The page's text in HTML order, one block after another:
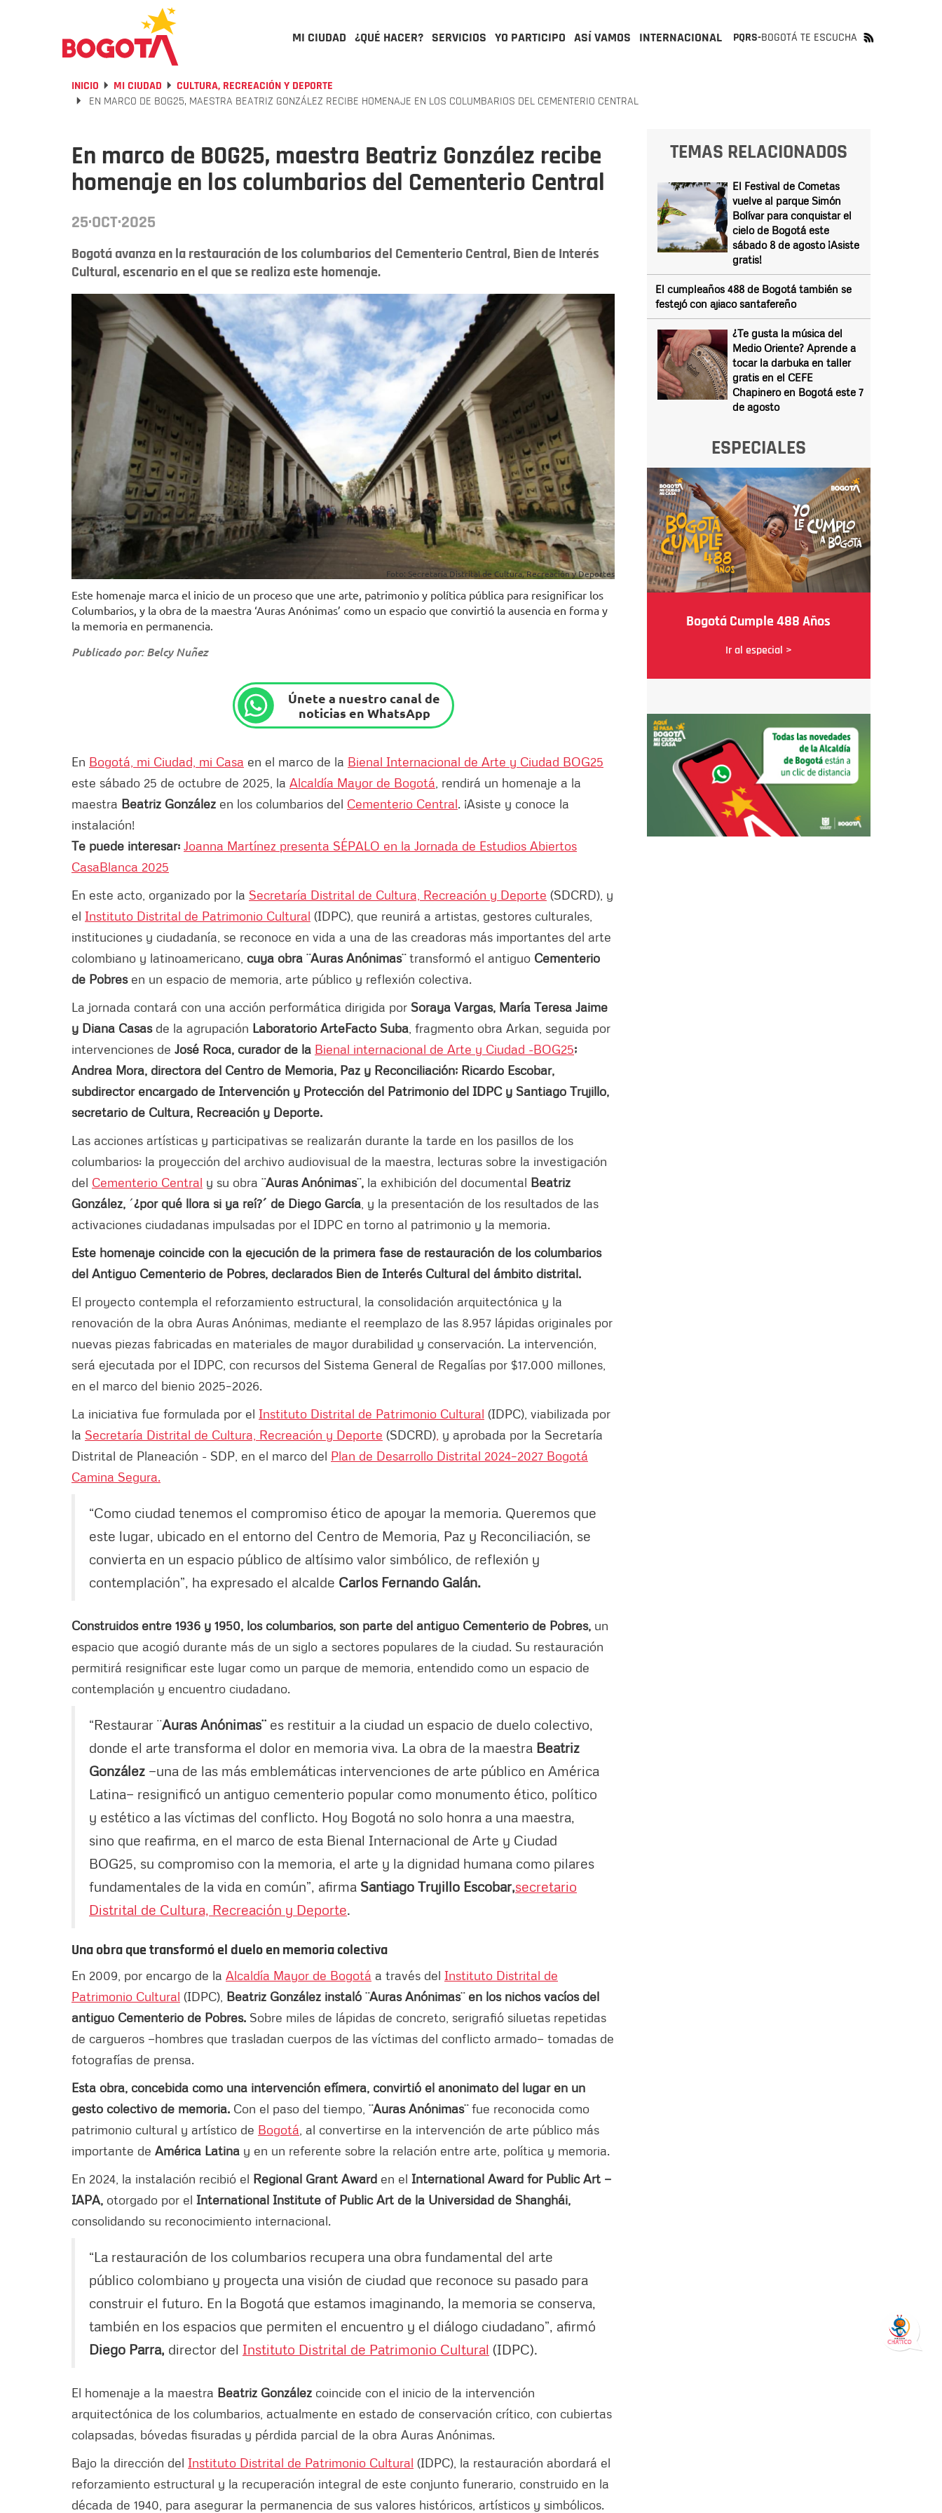
MI CIUDAD ¿QUÉ HACER? SERVICIOS YO PARTICIPO ASÍ VAMOS INTERNACIONAL PQRS-BOGOTÁ TE ESCUCHA
INICIO MI CIUDAD
CULTURA, RECREACIÓN Y DEPORTE
EN MARCO DE BOG25, MAESTRA BEATRIZ GONZÁLEZ RECIBE HOMENAJE EN LOS COLUMBARIOS DEL CEMENTERIO CENTRAL
En marco de BOG25, maestra Beatriz González recibe
homenaje en los columbarios del Cementerio Central
25·OCT·2025
Bogotá avanza en la restauración de los columbarios del Cementerio Central, Bien de Interés
Cultural, escenario en el que se realiza este homenaje.
Foto: Secretaría Distrital de Cultura, Recreación y Deportes
Este homenaje marca el inicio de un proceso que une arte, patrimonio y política pública para resignificar los
Columbarios, y la obra de la maestra ‘Auras Anónimas’ como un espacio que convirtió la ausencia en forma y
la memoria en permanencia.
Publicado por: Belcy Nuñez
Únete a nuestro canal de
noticias en WhatsApp
En Bogotá, mi Ciudad, mi Casa en el marco de la Bienal Internacional de Arte y Ciudad BOG25
este sábado 25 de octubre de 2025, la Alcaldía Mayor de Bogotá , rendirá un homenaje a la
maestra Beatriz González en los columbarios del Cementerio Central. ¡Asiste y conoce la
instalación!
Te puede interesar: Joanna Martínez presenta SÉPALO en la Jornada de Estudios Abiertos
CasaBlanca 2025
En este acto, organizado por la Secretaría Distrital de Cultura, Recreación y Deporte (SDCRD), y
el Instituto Distrital de Patrimonio Cultural (IDPC), que reunirá a artistas, gestores culturales,
instituciones y ciudadanía, se reconoce en vida a una de las creadoras más importantes del arte
colombiano y latinoamericano, cuya obra ¨Auras Anónimas¨transformó el antiguo Cementerio
de Pobres en un espacio de memoria, arte público y reflexión colectiva.
La jornada contará con una acción performática dirigida por Soraya Vargas, María Teresa Jaime
y Diana Casas de la agrupación Laboratorio ArteFacto Suba , fragmento obra Arkan, seguida por
intervenciones de José Roca, curador de la Bienal internacional de Arte y Ciudad -BOG25;
Andrea Mora, directora del Centro de Memoria, Paz y Reconciliación; Ricardo Escobar,
subdirector encargado de Intervención y Protección del Patrimonio del IDPC y Santiago Trujillo,
secretario de Cultura, Recreación y Deporte.
Las acciones artísticas y participativas se realizarán durante la tarde en los pasillos de los
columbarios: la proyección del archivo audiovisual de la maestra, lecturas sobre la investigación
del Cementerio Central y su obra ¨Auras Anónimas¨, la exhibición del documental Beatriz
González, ´¿por qué llora si ya reí?´ de Diego García , y la presentación de los resultados de las
activaciones ciudadanas impulsadas por el IDPC en torno al patrimonio y la memoria.
Este homenaje coincide con la ejecución de la primera fase de restauración de los columbarios
del Antiguo Cementerio de Pobres, declarados Bien de Interés Cultural del ámbito distrital.
El proyecto contempla el reforzamiento estructural, la consolidación arquitectónica y la
renovación de la obra Auras Anónimas, mediante el reemplazo de las 8.957 lápidas originales por
nuevas piezas fabricadas en materiales de mayor durabilidad y conservación. La intervención,
será ejecutada por el IDPC, con recursos del Sistema General de Regalías por $17.000 millones,
en el marco del bienio 2025–2026.
La iniciativa fue formulada por el Instituto Distrital de Patrimonio Cultural (IDPC), viabilizada por
la Secretaría Distrital de Cultura, Recreación y Deporte (SDCRD) y aprobada por la Secretaría
Distrital de Planeación - SDP, en el marco del Plan de Desarrollo Distrital 2024–2027 Bogotá
Camina Segura.
“Como ciudad tenemos el compromiso ético de apoyar la memoria. Queremos que
este lugar, ubicado en el entorno del Centro de Memoria, Paz y Reconciliación, se
convierta en un espacio público de altísimo valor simbólico, de reflexión y
contemplación”, ha expresado el alcalde Carlos Fernando Galán.
Construidos entre 1936 y 1950, los columbarios, son parte del antiguo Cementerio de Pobres, un
espacio que acogió durante más de un siglo a sectores populares de la ciudad. Su restauración
permitirá resignificar este lugar como un parque de memoria, entendido como un espacio de
contemplación y encuentro ciudadano.
“Restaurar ¨Auras Anónimas¨ es restituir a la ciudad un espacio de duelo colectivo,
donde el arte transforma el dolor en memoria viva. La obra de la maestra Beatriz
González —una de las más emblemáticas intervenciones de arte público en América
Latina— resignificó un antiguo cementerio popular como monumento ético, político
y estético a las víctimas del conflicto. Hoy Bogotá no solo honra a una maestra,
sino que reafirma, en el marco de esta Bienal Internacional de Arte y Ciudad
BOG25, su compromiso con la memoria, el arte y la dignidad humana como pilares
fundamentales de la vida en común”, afirma Santiago Trujillo Escobar,secretario
Distrital de Cultura, Recreación y Deporte.
Una obra que transformó el duelo en memoria colectiva
En 2009, por encargo de la Alcaldía Mayor de Bogotá a través del Instituto Distrital de
Patrimonio Cultural (IDPC), Beatriz González instaló ¨Auras Anónimas¨ en los nichos vacíos del
antiguo Cementerio de Pobres. Sobre miles de lápidas de concreto, serigrafió siluetas repetidas
de cargueros —hombres que trasladan cuerpos de las víctimas del conflicto armado— tomadas de
fotografías de prensa.
Esta obra, concebida como una intervención efímera, convirtió el anonimato del lugar en un
gesto colectivo de memoria. Con el paso del tiempo, ¨Auras Anónimas¨fue reconocida como
patrimonio cultural y artístico de Bogotá , al convertirse en la intervención de arte público más
importante de América Latina y en un referente sobre la relación entre arte, política y memoria.
En 2024, la instalación recibió el Regional Grant Award en el International Award for Public Art —
IAPA, otorgado por el International Institute of Public Art de la Universidad de Shanghái,
consolidando su reconocimiento internacional.
“La restauración de los columbarios recupera una obra fundamental del arte
público colombiano y proyecta una visión de ciudad que reconoce su pasado para
construir el futuro. En la Bogotá que estamos imaginando, la memoria se conserva,
también en los espacios que permiten el encuentro y el diálogo ciudadano”, afirmó
Diego Parra, director del Instituto Distrital de Patrimonio Cultural (IDPC).
El homenaje a la maestra Beatriz González coincide con el inicio de la intervención
arquitectónica de los columbarios, actualmente en estado de conservación crítico, con cubiertas
colapsadas, bóvedas fisuradas y pérdida parcial de la obra Auras Anónimas.
Bajo la dirección del Instituto Distrital de Patrimonio Cultural (IDPC), la restauración abordará el
reforzamiento estructural y la recuperación integral de este conjunto funerario, construido en la
década de 1940, para asegurar la permanencia de sus valores históricos, artísticos y simbólicos.
TEMAS RELACIONADOS
El Festival de Cometas
vuelve al parque Simón
Bolívar para conquistar el
cielo de Bogotá este
sábado 8 de agosto ¡Asiste
gratis!
El cumpleaños 488 de Bogotá también se
festejó con ajiaco santafereño
¿Te gusta la música del
Medio Oriente? Aprende a
tocar la darbuka en taller
gratis en el CEFE
Chapinero en Bogotá este 7
de agosto
ESPECIALES
Bogotá Cumple 488 Años
Ir al especial >